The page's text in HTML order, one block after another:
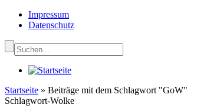
Impressum
Datenschutz
Startseite » Beiträge mit dem Schlagwort "GoW"
Schlagwort-Wolke